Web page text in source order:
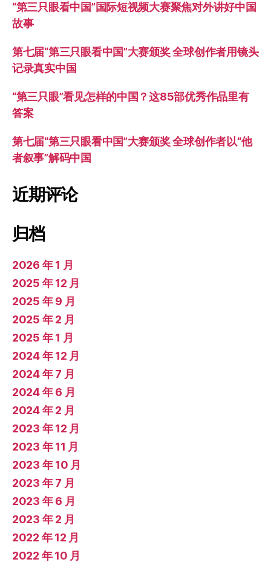
“第三只眼看中国”国际短视频大赛聚焦对外讲好中国
故事
第七届“第三只眼看中国”大赛颁奖 全球创作者用镜头
记录真实中国
“第三只眼”看见怎样的中国？这85部优秀作品里有
答案
第七届“第三只眼看中国”大赛颁奖 全球创作者以“他
者叙事”解码中国
近期评论
归档
2026 年 1 月
2025 年 12 月
2025 年 9 月
2025 年 2 月
2025 年 1 月
2024 年 12 月
2024 年 7 月
2024 年 6 月
2024 年 2 月
2023 年 12 月
2023 年 11 月
2023 年 10 月
2023 年 7 月
2023 年 6 月
2023 年 2 月
2022 年 12 月
2022 年 10 月